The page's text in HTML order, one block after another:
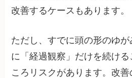
改善するケースもあります。
ただし、すでに頭の形のゆ
に「経過観察」だけを続け
ころリスクがあります。改